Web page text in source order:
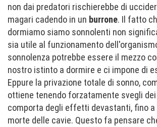
non dai predatori rischierebbe di
magari cadendo in un burrone. Il fatto
dormiamo siamo sonnolenti non
sia utile al funzionamento
sonnolenza potrebbe essere il mezzo
nostro istinto a dormire e ci impone di
Eppure la privazione totale di sonno,
ottiene tenendo forzatamente svegli
comporta degli effetti devastanti, fino a
morte delle cavie. Questo fa pensare